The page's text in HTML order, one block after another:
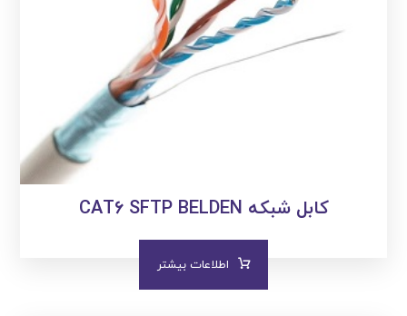
کابل شبکه CAT۶ SFTP BELDEN
اطلاعات بیشتر